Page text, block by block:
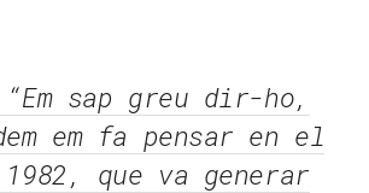
sap greu dir-ho,
em fa pensar en el
1982, que va generar